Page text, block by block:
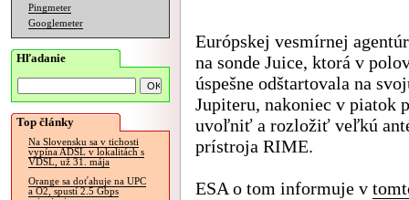
Pingmeter
Googlemeter
Hľadanie
Top články
Na Slovensku sa v tichosti
vypína ADSL v lokalitách s
VDSL, už 31. mája
Orange sa doťahuje na UPC
a O2, spustí 2.5 Gbps
Európskej vesmírnej
na sonde Juice, ktorá v
úspešne odštartovala na
Jupiteru, nakoniec v piatok
uvoľniť a rozložiť veľkú
prístroja RIME.
ESA o tom informuje v